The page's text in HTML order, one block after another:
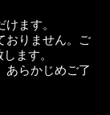
愛と平和への共
を実施。その中
ます。
おりません。ご
ます。
あらかじめご了